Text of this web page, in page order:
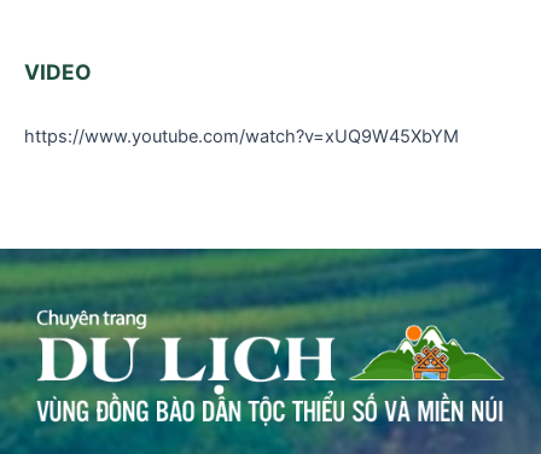
VIDEO
https://www.youtube.com/watch?v=xUQ9W45XbYM